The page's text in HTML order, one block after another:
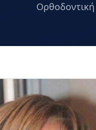
Ορθοδοντική